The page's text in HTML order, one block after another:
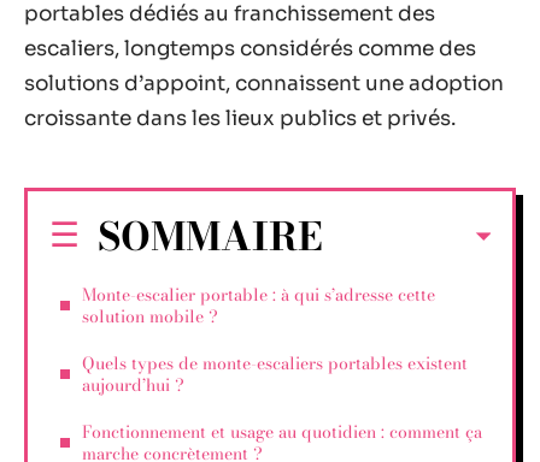
portables dédiés au franchissement des
escaliers, longtemps considérés comme des
solutions d’appoint, connaissent une adoption
croissante dans les lieux publics et privés.
SOMMAIRE
Monte-escalier portable : à qui s’adresse cette
solution mobile ?
Quels types de monte-escaliers portables existent
aujourd’hui ?
Fonctionnement et usage au quotidien : comment ça
marche concrètement ?